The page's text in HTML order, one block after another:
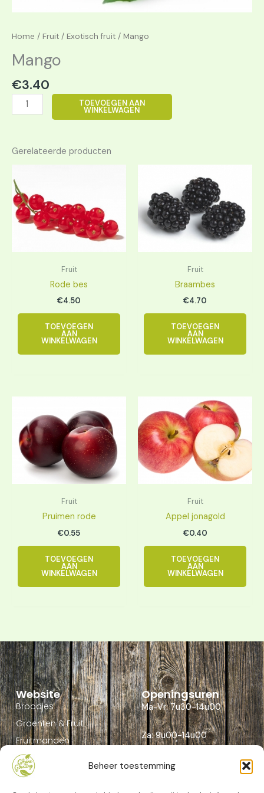
Beheer toestemming
Home / Fruit / Exotisch fruit / Mango
Mango
€3.40
TOEVOEGEN AAN
WINKELWAGEN
Gerelateerde producten
Fruit
Rode bes
€4.50
TOEVOEGEN
AAN
WINKELWAGEN
Fruit
Braambes
€4.70
TOEVOEGEN
AAN
WINKELWAGEN
Fruit
Pruimen rode
€0.55
TOEVOEGEN
AAN
WINKELWAGEN
Fruit
Appel jonagold
€0.40
TOEVOEGEN
AAN
WINKELWAGEN
Website
Broodjes
Groenten & Fruit
Fruitmanden
Contact
Openingsuren
Ma-Vr: 7u30-14u00
Za: 9u00-14u00